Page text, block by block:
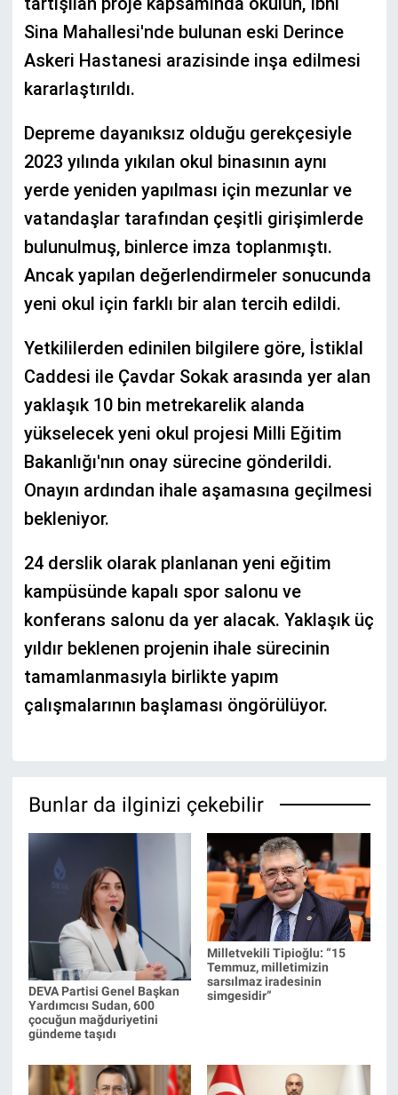
Sina Mahallesi'nde bulunan eski Derince
Askeri Hastanesi arazisinde inşa edilmesi
kararlaştırıldı.
Depreme dayanıksız olduğu gerekçesiyle
2023 yılında yıkılan okul binasının aynı
yerde yeniden yapılması için mezunlar ve
vatandaşlar tarafından çeşitli girişimlerde
bulunulmuş, binlerce imza toplanmıştı.
Ancak yapılan değerlendirmeler sonucunda
yeni okul için farklı bir alan tercih edildi.
Yetkililerden edinilen bilgilere göre, İstiklal
Caddesi ile Çavdar Sokak arasında yer alan
yaklaşık 10 bin metrekarelik alanda
yükselecek yeni okul projesi Milli Eğitim
Bakanlığı'nın onay sürecine gönderildi.
Onayın ardından ihale aşamasına geçilmesi
bekleniyor.
24 derslik olarak planlanan yeni eğitim
kampüsünde kapalı spor salonu ve
konferans salonu da yer alacak. Yaklaşık üç
yıldır beklenen projenin ihale sürecinin
tamamlanmasıyla birlikte yapım
çalışmalarının başlaması öngörülüyor.
Bunlar da ilginizi çekebilir
DEVA Partisi Genel Başkan
Yardımcısı Sudan, 600
çocuğun mağduriyetini
gündeme taşıdı
Milletvekili Tipioğlu: “15
Temmuz, milletimizin
sarsılmaz iradesinin
simgesidir”